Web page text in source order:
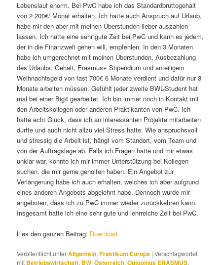
Lebenslauf enorm. Bei PwC habe ich das Standardbruttogehalt
von 2.200€/ Monat erhalten. Ich hatte auch Anspruch auf Urlaub,
habe mir den aber mit meinen Überstunden lieber auszahlen
lassen. Ich hatte eine sehr gute Zeit bei PwC und kann es jedem,
der in die Finanzwelt gehen will, empfehlen. In den 3 Monaten
habe ich umgerechnet mit meinen Überstunden, Ausbezahlung
des Urlaubs, Gehalt, Erasmus+ Stipendium und anteiligem
Weihnachtsgeld von fast 700€ 6 Monate verdient und dafür nur 3
Monate arbeiten müssen. Gefühlt jeder zweite BWL-Student hat
mal bei einer Big4 gearbeitet. Ich bin immer noch in Kontakt mit
den Arbeitskollegen oder anderen Praktikanten von PwC. Ich
hatte echt Glück, dass ich an interessanten Projekte mitarbeiten
durfte und auch nicht allzu viel Stress hatte. Wie anspruchsvoll
und stressig die Arbeit ist, hängt vom Standort, vom Team und
von der Auftragslage ab. Falls ich Fragen hatte und mir etwas
unklar war, konnte ich mir immer Unterstützung bei Kollegen
suchen, die mir gerne geholfen haben. Ein Angebot zur
Verlängerung habe ich auch erhalten, welches ich aber aufgrund
eines anderen Angebots abgelehnt habe. Dennoch wurde mir
angeboten, dass ich zu PwC immer wieder zurückkehren kann.
Insgesamt hatte ich eine sehr gute und lehrreiche Zeit bei PwC.
Lies den ganzen Beitrag: Download
Veröffentlicht unterAllgemein, Praktikum Europa |Verschlagwortet
mit Betriebswirtschaft, BW,Österreich,Outgoings ERASMUS,